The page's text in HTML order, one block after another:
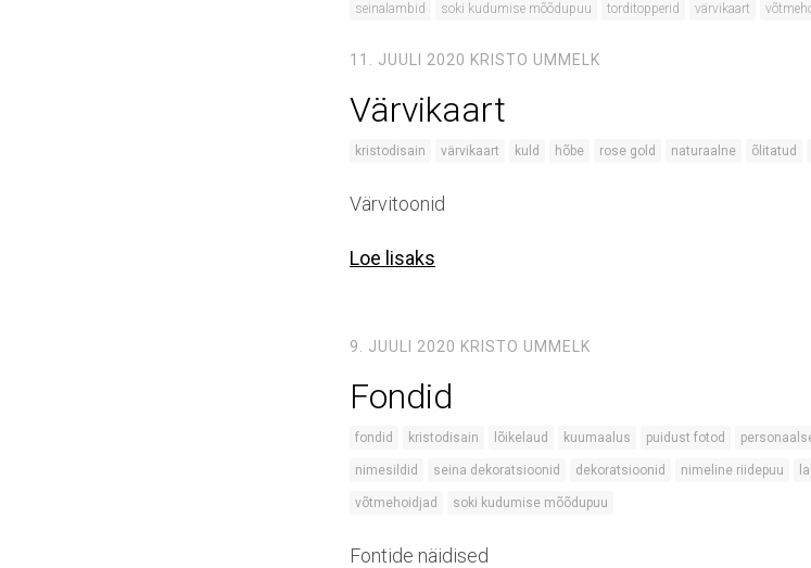
seinalambid
soki kudumise mõõdupuu torditopperid värvikaart
11. JUULI 2020 KRISTO UMMELK
Värvikaart
kristodisain värvikaart kuld hõbe rose gold naturaalne õlitatud
Värvitoonid
Loe lisaks
9. JUULI 2020 KRISTO UMMELK
Fondid
fondid kristodisain lõikelaud kuumaalus puidust fotod
nimesildid seina dekoratsioonid dekoratsioonid nimeline riidepuu
võtmehoidjad soki kudumise mõõdupuu
Fontide näidised